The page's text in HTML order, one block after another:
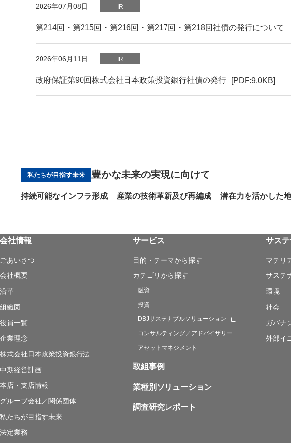
2026年07月08日 IR
第214回・第215回・第216回・第217回・第218回社債の発行について
2026年06月11日 IR
政府保証第90回株式会社日本政策投資銀行社債の発行 [PDF:9.0KB]
PDFファイルが新規ウィンドウで開きます
私たちが目指す未来 豊かな未来の実現に向けて
持続可能なインフラ形成 産業の技術革新及び再編成 潜在力を活かした
会社情報
ごあいさつ
会社概要
沿革
組織図
役員一覧
企業理念
株式会社日本政策投資銀行法
中期経営計画
本店・支店情報
グループ会社／関係団体
私たちが目指す未来
法定業務
サービス
目的・テーマから探す
カテゴリから探す
融資
投資
DBJサステナブルソリューション新規ウィンドウを開きま
コンサルティング／アドバイザリー
アセットマネジメント
取組事例
業種別ソリューション
調査研究レポート
サステ
マテリ
サステ
環境
社会
ガバナ
外部イ